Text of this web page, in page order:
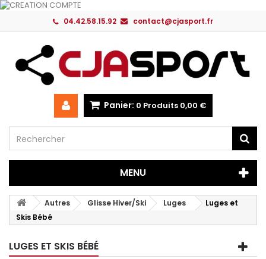
04.42.58.15.92 contact@cjasport.fr
Panier: 0 Produits 0,00 €
MENU
Autres Glisse Hiver/Ski Luges
Luges et
Skis Bébé
LUGES ET SKIS BÉBÉ